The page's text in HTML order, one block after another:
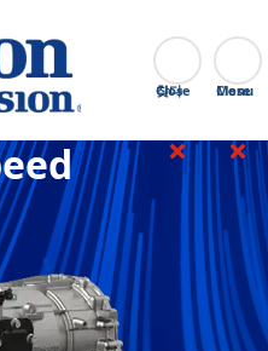
찾다
Close